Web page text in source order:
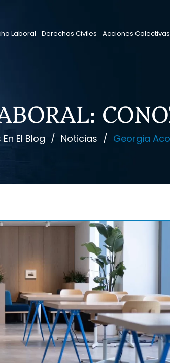
Laboral Derechos Civiles Acciones Colectivas
El Blog / Noticias / Georgia